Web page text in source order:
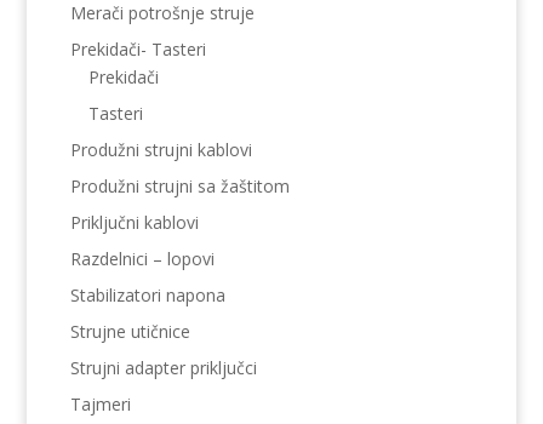
Merači potrošnje struje
Prekidači- Tasteri
Prekidači
Tasteri
Produžni strujni kablovi
Produžni strujni sa žaštitom
Priključni kablovi
Razdelnici – lopovi
Stabilizatori napona
Strujne utičnice
Strujni adapter priključci
Tajmeri